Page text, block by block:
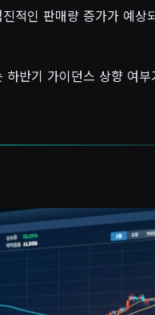
적인 판매량 증가가 예상
반기 가이던스 상향 여